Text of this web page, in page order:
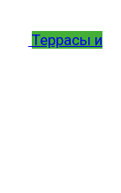
Террасы и